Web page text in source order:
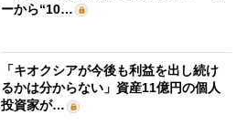
ーから“10…
「キオクシアが今後も利益を出し続け
るかは分からない」資産11億円の個人
投資家が…